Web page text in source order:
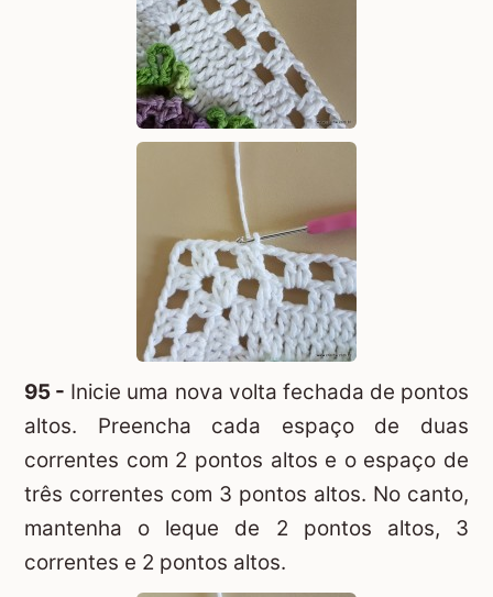
95 - Inicie uma nova volta fechada de pontos
altos. Preencha cada espaço de duas
correntes com 2 pontos altos e o espaço de
três correntes com 3 pontos altos. No canto,
mantenha o leque de 2 pontos altos, 3
correntes e 2 pontos altos.